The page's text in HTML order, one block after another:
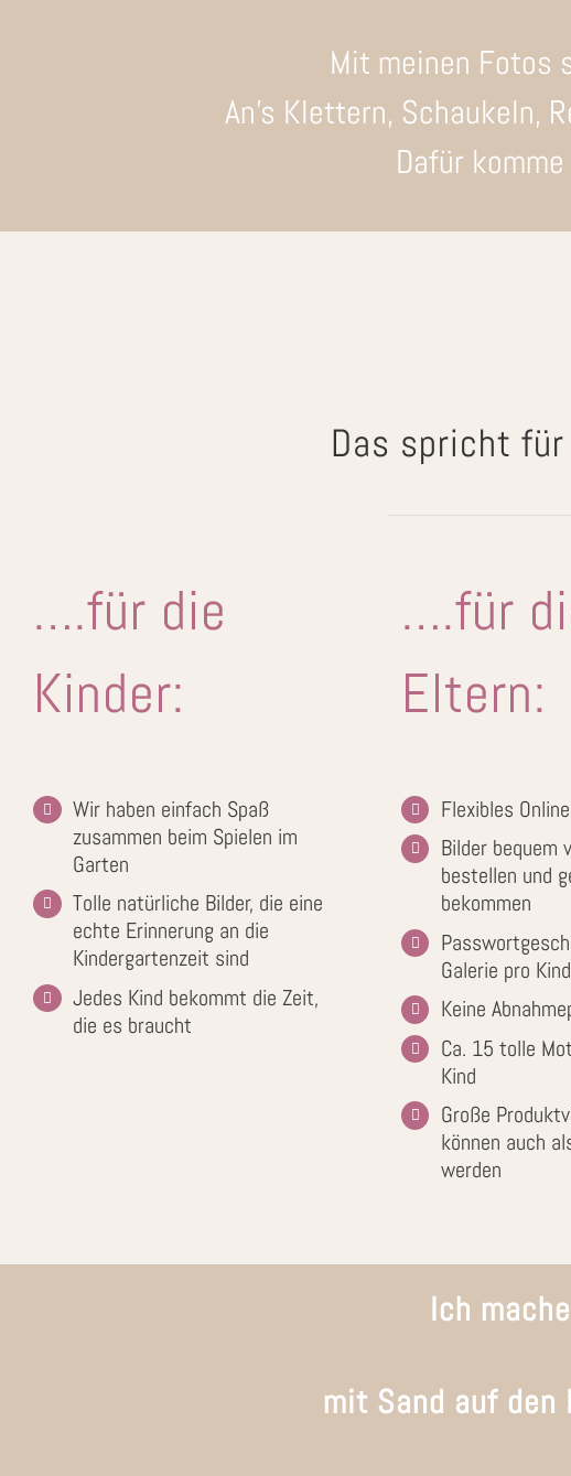
Mit meinen Fotos
An’s Klettern, Schaukeln,
Dafür
Das spricht
….für die
Kinder:
Wir haben einfach Spaß
zusammen beim Spielen im
Garten
Tolle natürliche Bilder, die eine
echte Erinnerung an die
Kindergartenzeit sind
Jedes Kind bekommt die Zeit,
die es braucht
….für
Eltern:
Flexibles
Bilder bequem
bestellen und
bekommen
Galerie pro Kind
Keine
Ca. 15 tolle
Kind
Große
können auch
werden
Ich
mit Sand auf den